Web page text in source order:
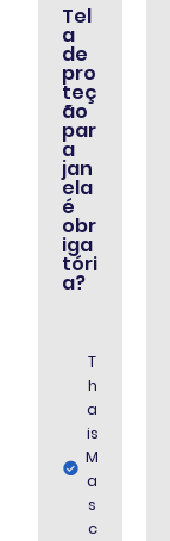
Tel
a
de
pro
teç
ão
par
a
jan
ela
é
obr
iga
tóri
a?
T
h
a
is
M
a
s
c